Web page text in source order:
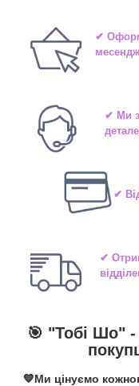
✔
✔ Ми
✔
✔
🎯 "Тобі Шо" -
💙Ми цінуємо